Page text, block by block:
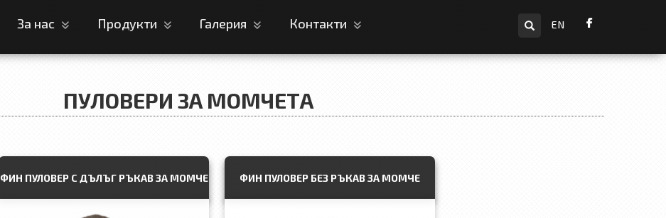
За нас Продукти Галерия Контакти
EN
ПУЛОВЕРИ ЗА МОМЧЕТА
ФИН ПУЛОВЕР С ДЪЛЪГ РЪКАВ ЗА МОМЧЕ ФИН ПУЛОВЕР БЕЗ РЪКАВ ЗА МОМЧЕ